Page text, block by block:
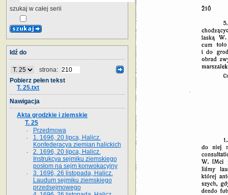
szukaj w całej serii
Idź do
strona:
Pobierz pełen tekst
T. 25.txt
Nawigacja
Akta grodzkie i ziemskie
T. 25
Przedmowa
1. 1696, 20 lipca, Halicz.
Konfederacya ziemian halickich
2. 1696, 20 lipca, Halicz.
Instrukcya sejmiku ziemskiego
posłom na sejm konwokacyjny
3. 1696, 26 listopada, Halicz.
Laudum sejmiku ziemskiego
przedsejmowego